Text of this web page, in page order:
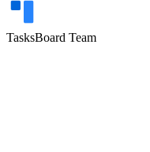
TasksBoard Team